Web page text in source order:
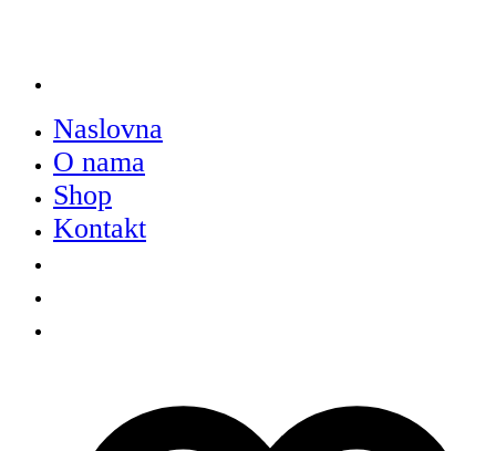
Naslovna
O nama
Shop
Kontakt